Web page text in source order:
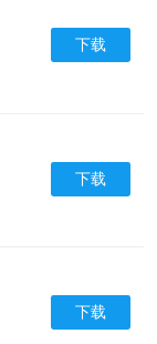
下载
下载
下载